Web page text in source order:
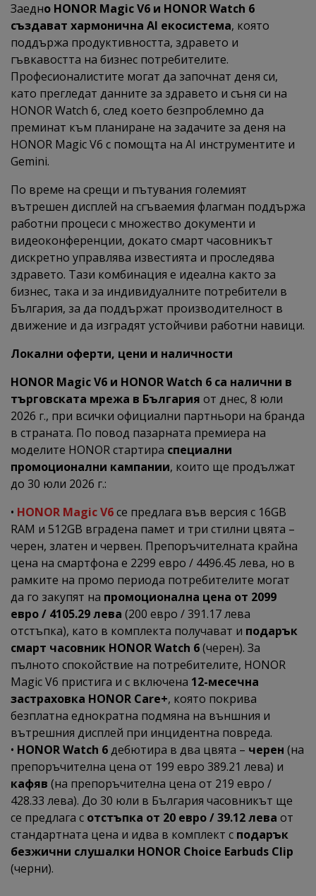
Заедно HONOR Magic V6 и HONOR Watch 6
създават хармонична AI екосистема, която
поддържа продуктивността, здравето и
гъвкавостта на бизнес потребителите.
Професионалистите могат да започнат деня си,
като прегледат данните за здравето и съня си на
HONOR Watch 6, след което безпроблемно да
преминат към планиране на задачите за деня на
HONOR Magic V6 с помощта на AI инструментите и
Gemini.
По време на срещи и пътувания големият
вътрешен дисплей на сгъваемия флагман поддържа
работни процеси с множество документи и
видеоконференции, докато смарт часовникът
дискретно управлява известията и проследява
здравето. Тази комбинация е идеална както за
бизнес, така и за индивидуалните потребители в
България, за да поддържат производителност в
движение и да изградят устойчиви работни навици.
Локални оферти, цени и наличности
HONOR Magic V6 и HONOR Watch 6 са налични в
търговската мрежа в България от днес, 8 юли
2026 г., при всички официални партньори на бранда
в страната. По повод пазарната премиера на
моделите HONOR стартира специални
промоционални кампании, които ще продължат
до 30 юли 2026 г.:
• HONOR Magic V6се предлага във версия с 16GB
RAM и 512GB вградена памет и три стилни цвята –
черен, златен и червен. Препоръчителната крайна
цена на смартфона е 2299 евро / 4496.45 лева, но в
рамките на промо периода потребителите могат
да го закупят на промоционална цена от 2099
евро / 4105.29 лева (200 евро / 391.17 лева
отстъпка), като в комплекта получават и подарък
смарт часовник HONOR Watch 6(черен). За
пълното спокойствие на потребителите, HONOR
Magic V6 пристига и с включена 12-месечна
застраховка HONOR Care+, която покрива
безплатна еднократна подмяна на външния и
вътрешния дисплей при инцидентна повреда.
• HONOR Watch 6дебютира в два цвята – черен (на
препоръчителна цена от 199 евро 389.21 лева) и
кафяв (на препоръчителна цена от 219 евро /
428.33 лева). До 30 юли в България часовникът ще
се предлага с отстъпка от 20 евро / 39.12 лева от
стандартната цена и идва в комплект с подарък
безжични слушалки HONOR Choice Earbuds Clip
(черни).